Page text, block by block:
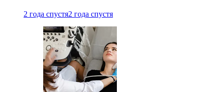
2 года спустя2 года спустя